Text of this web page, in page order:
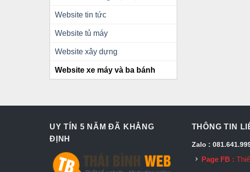
Website tin tức
Website tủ máy
Website xây dựng
Website xe máy và ba bánh
UY TÍN 5 NĂM ĐÃ KHẲNG
ĐỊNH
THÔNG TIN
Zalo :
Page FB :